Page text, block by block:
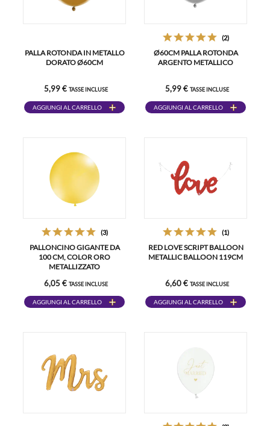
PALLA ROTONDA IN METALLO
DORATO Ø60CM
5,99 € TASSE INCLUSE
AGGIUNGI AL CARRELLO
(2)
Ø60CM PALLA ROTONDA
ARGENTO METALLICO
5,99 € TASSE INCLUSE
AGGIUNGI AL CARRELLO
(3)
PALLONCINO GIGANTE DA
100 CM, COLOR ORO
METALLIZZATO
6,05 € TASSE INCLUSE
AGGIUNGI AL CARRELLO
(1)
RED LOVE SCRIPT BALLOON
METALLIC BALLOON 119CM
6,60 € TASSE INCLUSE
AGGIUNGI AL CARRELLO